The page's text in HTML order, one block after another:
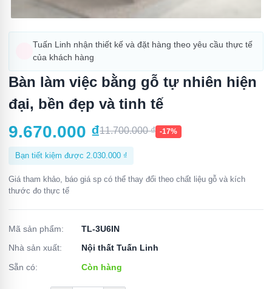
Tuấn Linh nhận thiết kế và đặt hàng theo yêu cầu thực tế
của khách hàng
Bàn làm việc bằng gỗ tự nhiên hiện
đại, bền đẹp và tinh tế
9.670.000 ₫11.700.000₫ -17%
Bạn tiết kiệm được 2.030.000 ₫
Giá tham khảo, báo giá sp có thể thay đổi theo chất liệu gỗ và kích
thước đo thực tế
Mã sản phẩm:
TL-3U6IN
Nhà sản xuất:
Nội thất Tuấn Linh
Sẵn có:
Còn hàng